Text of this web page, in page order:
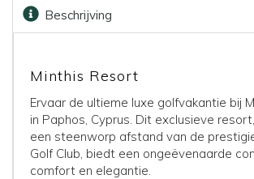
Beschrijving
Minthis Resort
Ervaar de ultieme luxe golfvakantie bij
in Paphos, Cyprus. Dit exclusieve
een steenworp afstand van de
Golf Club, biedt een ongeëvenaarde
comfort en elegantie.